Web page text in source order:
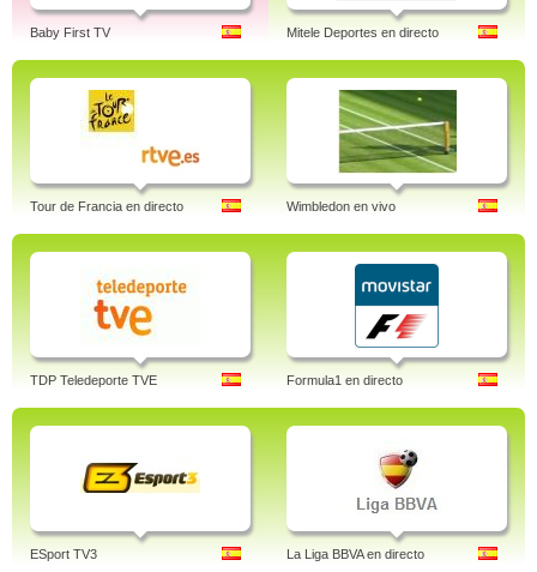
Baby First TV Mitele Deportes en directo
Tour de Francia en directo Wimbledon en vivo
TDP Teledeporte TVE Formula1 en directo
ESport TV3 La Liga BBVA en directo